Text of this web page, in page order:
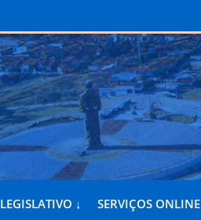
LEGISLATIVO ↓ SERVIÇOS ONLINE